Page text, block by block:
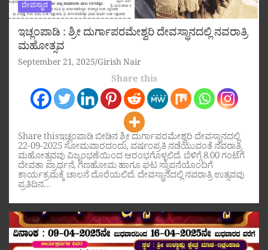
ದೇವಸ್ಥಾನ
ಇಚ್ಲಂಪಾಡಿ : ಶ್ರೀ ದುರ್ಗಾಪರಮೇಶ್ವರಿ ದೇವಸ್ಥಾನದಲ್ಲಿ ನವರಾತ್ರಿ
ಮಹೋತ್ಸವ
September 21, 2025 Girish Nair
Share this
Share thisಇಚ್ಲಂಪಾಡಿ ಬೀಡಿನ ಶ್ರೀ ದುರ್ಗಾಪರಮೇಶ್ವರಿ ದೇವಸ್ಥಾನದಲ್ಲಿ
22-09-2025 ಸೋಮವಾರದಂದು, ವರ್ಷಂಪ್ರತಿ ನಡೆಯುವಂತೆ ನವರಾತ್ರಿ
ಮಹೋತ್ಸವವು ವಿಜೃಂಭಣೆಯಿಂದ ಆರಂಭಗೊಳ್ಳಲಿದೆ. ಬೆಳಿಗ್ಗೆ 8.00 ಗಂಟೆಗೆ
ದೇವತಾ ಪ್ರಾರ್ಥನೆ, ಗಣಹೋಮ ಹಾಗೂ ಘಟ ಸ್ಥಾಪನೆಯೊಂದಿಗೆ
ಕಾರ್ಯಕ್ರಮಕ್ಕೆ ಚಾಲನೆ ದೊರೆಯಲಿದೆ. ದೇವಸ್ಥಾನದಲ್ಲಿ ನವರಾತ್ರಿ ಉತ್ಸವವು
ಪ್ರತಿದಿನ…